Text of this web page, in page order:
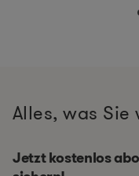
Alles, was Sie
Jetzt kostenlos